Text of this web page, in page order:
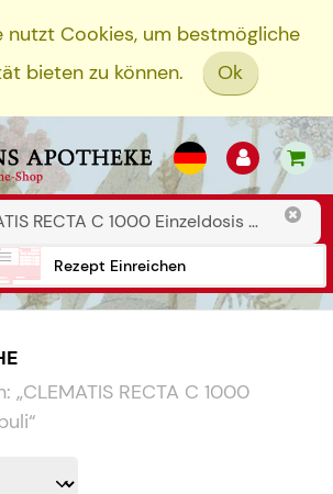
nutzt Cookies, um bestmögliche
bieten zu können.
Ok
Rezept Einreichen
„CLEMATIS RECTA C 1000
“